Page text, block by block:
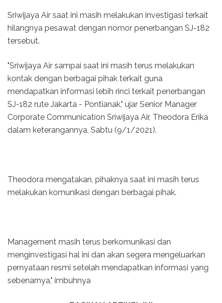
Sriwijaya Air saat ini masih melakukan investigasi terkait
hilangnya pesawat dengan nomor penerbangan SJ-182
tersebut.
"Sriwijaya Air sampai saat ini masih terus melakukan
kontak dengan berbagai pihak terkait guna
mendapatkan informasi lebih rinci terkait penerbangan
SJ-182 rute Jakarta - Pontianak," ujar Senior Manager
Corporate Communication Sriwijaya Air, Theodora Erika
dalam keterangannya, Sabtu (9/1/2021).
Theodora mengatakan, pihaknya saat ini masih terus
melakukan komunikasi dengan berbagai pihak.
Management masih terus berkomunikasi dan
menginvestigasi hal ini dan akan segera mengeluarkan
pernyataan resmi setelah mendapatkan informasi yang
sebenarnya," imbuhnya